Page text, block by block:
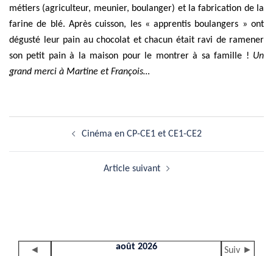
métiers (agriculteur, meunier, boulanger) et la fabrication de la
farine de blé. Après cuisson, les « apprentis boulangers » ont
dégusté leur pain au chocolat et chacun était ravi de ramener
son petit pain à la maison pour le montrer à sa famille ! Un
grand merci à Martine et François…
Cinéma en CP-CE1 et CE1-CE2
Article suivant
◄
août 2026 Suiv ►